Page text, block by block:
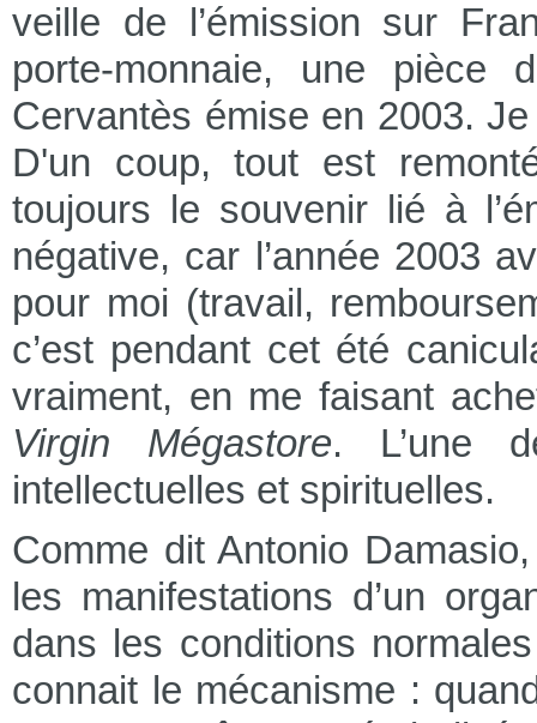
veille de l’émission sur
porte-monnaie, une
Cervantès émise en 2003.
D'un coup, tout est
toujours le souvenir lié à
négative, car l’année 2003
pour moi (travail,
c’est pendant cet été
vraiment, en me faisant
Virgin Mégastore. L’une
intellectuelles et spirituelles.
Comme dit Antonio
les manifestations d’un
dans les conditions
connait le mécanisme :